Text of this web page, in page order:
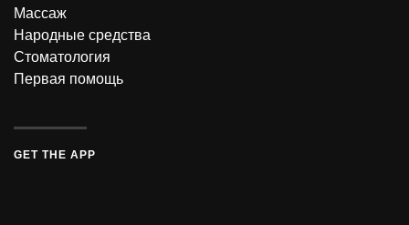
Массаж
Народные средства
Стоматология
Первая помощь
GET THE APP